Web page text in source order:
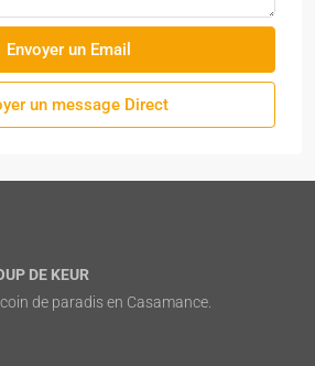
Envoyer un Email
un message Direct
DE KEUR
de paradis en Casamance.